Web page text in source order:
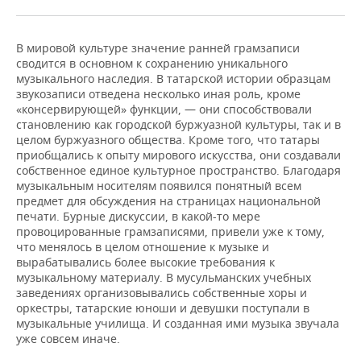
В мировой культуре значение ранней грамзаписи
сводится в основном к сохранению уникального
музыкального наследия. В татарской истории образцам
звукозаписи отведена несколько иная роль, кроме
«консервирующей» функции, — они способствовали
становлению как городской буржуазной культуры, так и в
целом буржуазного общества. Кроме того, что татары
приобщались к опыту мирового искусства, они создавали
собственное единое культурное пространство. Благодаря
музыкальным носителям появился понятный всем
предмет для обсуждения на страницах национальной
печати. Бурные дискуссии, в какой-то мере
провоцированные грамзаписями, привели уже к тому,
что менялось в целом отношение к музыке и
вырабатывались более высокие требования к
музыкальному материалу. В мусульманских учебных
заведениях организовывались собственные хоры и
оркестры, татарские юноши и девушки поступали в
музыкальные училища. И созданная ими музыка звучала
уже совсем иначе.